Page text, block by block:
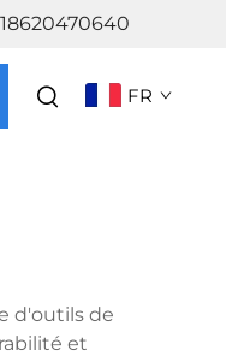
FR
d'outils de
et